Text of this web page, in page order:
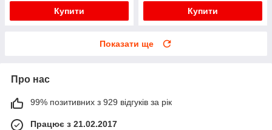
Купити Купити
Показати ще
Про нас
99% позитивних з 929 відгуків за рік
Працює з 21.02.2017